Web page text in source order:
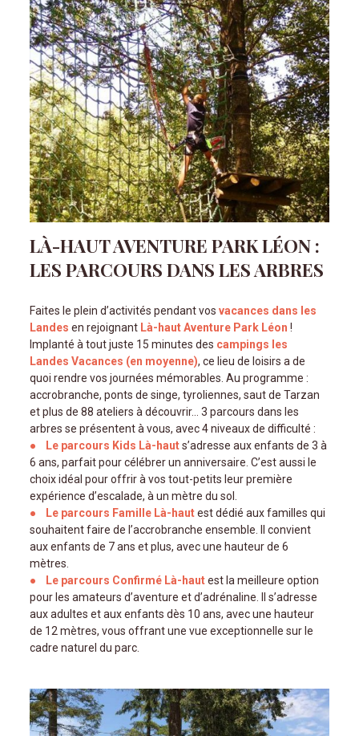
LÀ-HAUT AVENTURE PARK LÉON :
LES PARCOURS DANS LES ARBRES
Faites le plein d’activités pendant vosvacances dans les
Landes en rejoignant Là-haut Aventure Park Léon !
Implanté à tout juste 15 minutes des campings les
Landes Vacances (en moyenne), ce lieu de loisirs a de
quoi rendre vos journées mémorables. Au programme :
accrobranche, ponts de singe, tyroliennes, saut de Tarzan
et plus de 88 ateliers à découvrir… 3 parcours dans les
arbres se présentent à vous, avec 4 niveaux de difficulté :
Le parcours Kids Là-hauts’adresse aux enfants de 3 à
6 ans, parfait pour célébrer un anniversaire. C’est aussi le
choix idéal pour offrir à vos tout-petits leur première
expérience d’escalade, à un mètre du sol.
Le parcours Famille Là-hautest dédié aux familles qui
souhaitent faire de l’accrobranche ensemble. Il convient
aux enfants de 7 ans et plus, avec une hauteur de 6
mètres.
Le parcours Confirmé Là-hautest la meilleure option
pour les amateurs d’aventure et d’adrénaline. Il s’adresse
aux adultes et aux enfants dès 10 ans, avec une hauteur
de 12 mètres, vous offrant une vue exceptionnelle sur le
cadre naturel du parc.